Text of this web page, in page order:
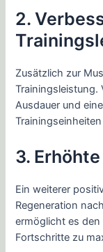
2.
Zusätzlich zur
Trainingsleistung.
Ausdauer und
3.
Ein weiterer
Regeneration
ermöglicht es
Fortschritte zu